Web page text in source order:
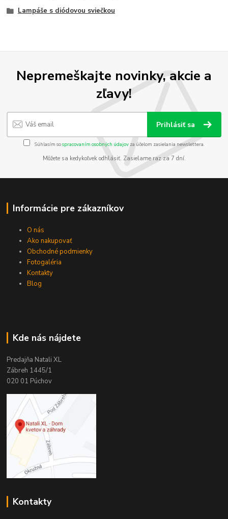
Lampáše s diódovou sviečkou
Nepremeškajte novinky, akcie a
zľavy!
Prihlásiť sa
Súhlasím sospracovaním osobných údajov za účelom zasielania newslettera.
Môžete sa kedykoľvek odhlásiť. Zasielame raz za 7 dní.
Informácie pre zákazníkov
O nás
Ako nakupovať
Obchodné podmienky
Fotogaléria
Kontakty
Blog
Kde nás nájdete
Predajňa Natali XL
Zábreh 1445/1
020 01 Púchov
Kontakty